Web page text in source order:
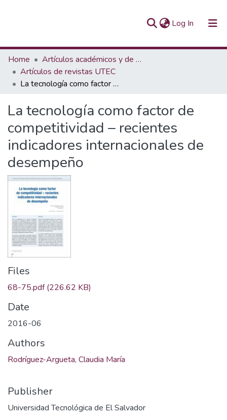
Log In (current)
Communities & Collections
All of Repository UTEC
Home
Artículos académicos y de opinión
Artículos de revistas UTEC
La tecnología como factor de competitividad – recientes indicadores internacionales de desempeño
La tecnología como factor de
competitividad – recientes
indicadores internacionales de
desempeño
Files
68-75.pdf(226.62 KB)
Date
2016-06
Authors
Rodríguez-Argueta, Claudia María
Publisher
Universidad Tecnológica de El Salvador